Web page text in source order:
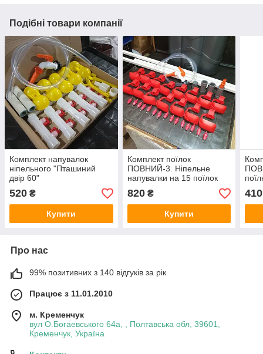
Подібні товари компанії
Комплект напувалок
ніпельного "Пташиний
двір 60"
520 ₴
Купити
Комплект поїлок
ПОВНИЙ-3. Ніпельне
напувалки на 15 поїлок
птаха) Без бака
820₴
Купити
бака
410
Про нас
99% позитивних з 140 відгуків за рік
Працює з 11.01.2010
м. Кременчук
вул О.Богаевського 64а, , Полтавська обл, 39601,
Кременчук, Україна